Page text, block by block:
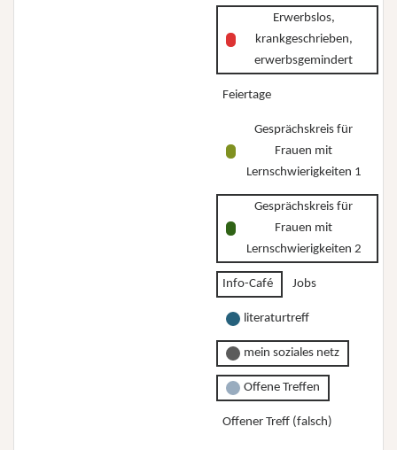
Erwerbslos,
krankgeschrieben,
erwerbsgemindert
Feiertage
Gesprächskreis für
Frauen mit
Lernschwierigkeiten 1
Gesprächskreis für
Frauen mit
Lernschwierigkeiten 2
Info-Café Jobs
literaturtreff
mein soziales netz
Offene Treffen
Offener Treff (falsch)